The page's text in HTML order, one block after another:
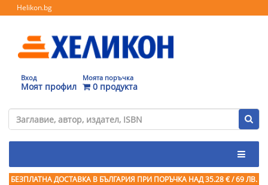
Helikon.bg
Вход
Моят профил
Моята поръчка
0 продукта
БЕЗПЛАТНА ДОСТАВКА В БЪЛГАРИЯ ПРИ ПОРЪЧКА НАД 35.28 € / 69 ЛВ.